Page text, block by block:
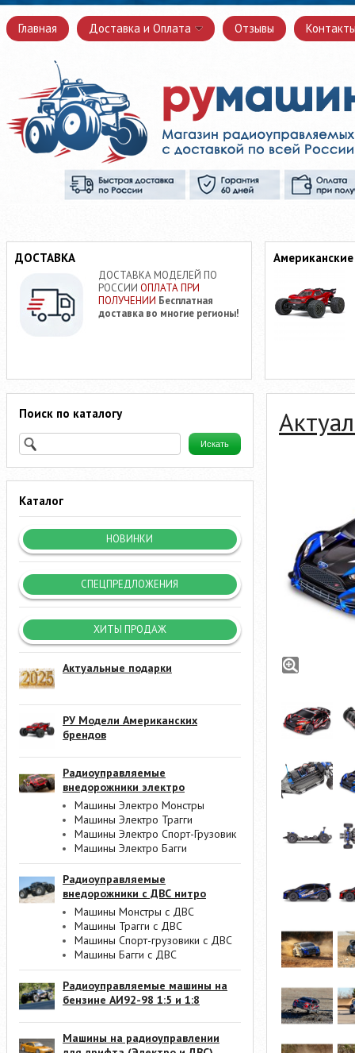
Главная Доставка и Оплата Отзывы
ДОСТАВКА
ДОСТАВКА МОДЕЛЕЙ ПО
РОССИИ ОПЛАТА ПРИ
ПОЛУЧЕНИИ Бесплатная
доставка во многие регионы!
Поиск по каталогу
Каталог
НОВИНКИ
СПЕЦПРЕДЛОЖЕНИЯ
ХИТЫ ПРОДАЖ
Актуальные подарки
РУ Модели Американских
брендов
Радиоуправляемые
внедорожники электро
Машины Электро Монстры
Машины Электро Трагги
Машины Электро Спорт-Грузовик
Машины Электро Багги
Радиоуправляемые
внедорожники с ДВС нитро
Машины Монстры с ДВС
Машины Трагги с ДВС
Машины Спорт-грузовики с ДВС
Машины Багги с ДВС
Радиоуправляемые машины на
бензине АИ92-98 1:5 и 1:8
Машины на радиоуправлении